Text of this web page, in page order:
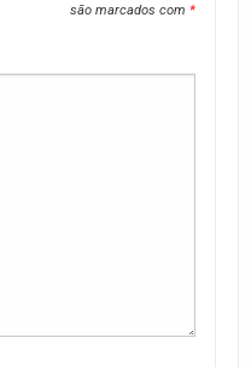
são marcados com *